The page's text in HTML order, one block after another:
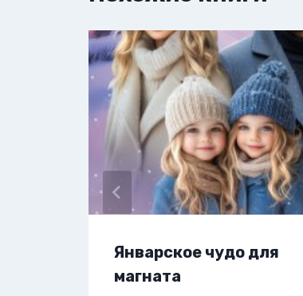
Январское чудо для
магната